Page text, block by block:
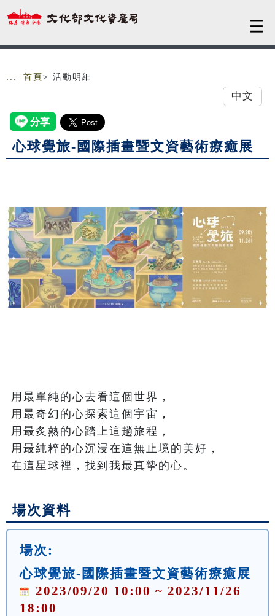
跳到主要內容
網站導覽
::: 首頁 > 活動明細
中文
心球覺旅-國際插畫暨文資藝術療癒展
用最單純的心去看這個世界，
用最奇幻的心探索這個宇宙，
用最炙熱的心踏上這趟旅程，
用最純粹的心沉浸在這無止境的美好，
在這星球裡，找到我最真摯的心。
場次資料
場次:
心球覺旅-國際插畫暨文資藝術療癒展
2023/09/20 10:00 ~ 2023/11/26
18:00